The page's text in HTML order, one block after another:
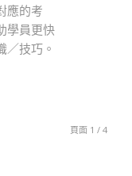
應的考
學員更快
／技巧。
頁面 1 / 4